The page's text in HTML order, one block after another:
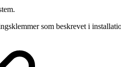
som beskrevet i